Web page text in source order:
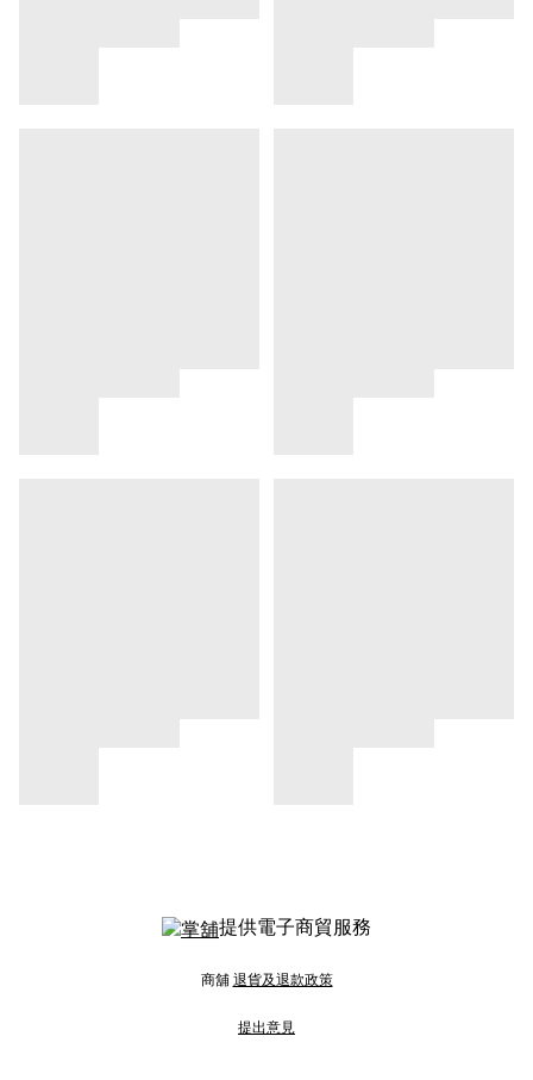
提供電子商貿服務
商舖 退貨及退款政策
提出意見